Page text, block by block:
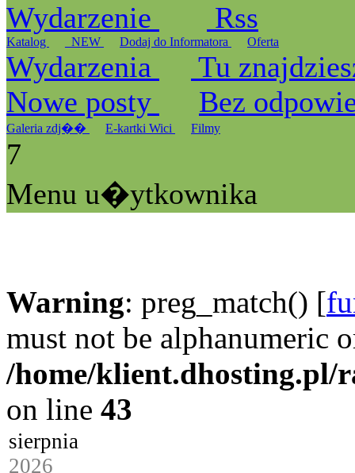
Wydarzenie
Rss
Katalog _NEW Dodaj do Informatora Oferta
Wydarzenia
Tu
Nowe posty
Bez
Galeria zdj�� E-kartki Wici Filmy
7
Menu u�ytkownika
Warning: preg_match() [
must not be alphanumeric
/home/klient.dhosting.pl/
on line 43
sierpnia
2026